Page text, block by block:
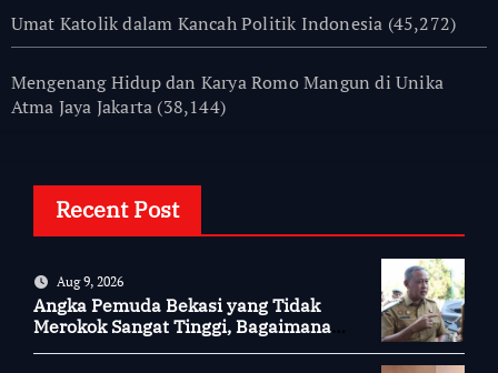
Umat Katolik dalam Kancah Politik Indonesia (45,272)
Mengenang Hidup dan Karya Romo Mangun di Unika
Atma Jaya Jakarta (38,144)
Recent Post
Aug 9, 2026
Angka Pemuda Bekasi yang Tidak
Merokok Sangat Tinggi, Bagaimana